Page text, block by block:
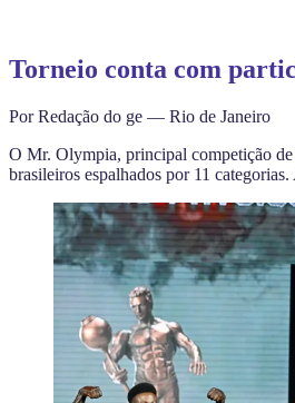
Torneio conta com
Por Redação do ge — Rio de Janeiro
O Mr. Olympia, principal competição de
brasileiros espalhados por 11